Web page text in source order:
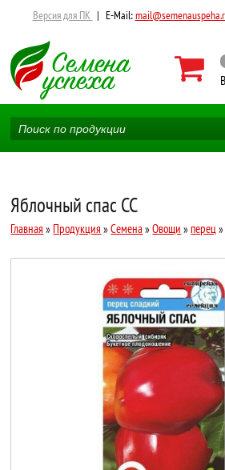
Версия для ПК | E-Mail:
Яблочный спас СС
Главная » Продукция »Семена»Овощи »перец